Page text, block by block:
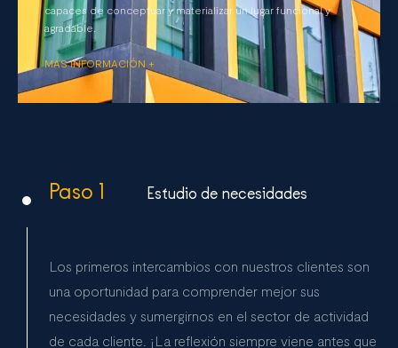
capaces de conceptuar y materializar un lugar funcional y
agradable.
MÁS INFORMACIÓN +
Paso 1 Estudio de necesidades
Los primeros intercambios con nuestros clientes son
una oportunidad para comprender mejor sus
necesidades y sumergirnos en el sector de actividad
de cada cliente. ¡La reflexión siempre viene antes que